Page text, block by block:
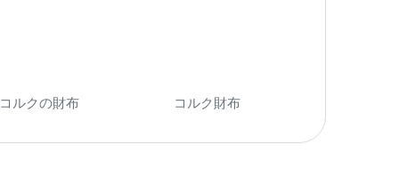
コルクの財布 コルク財布